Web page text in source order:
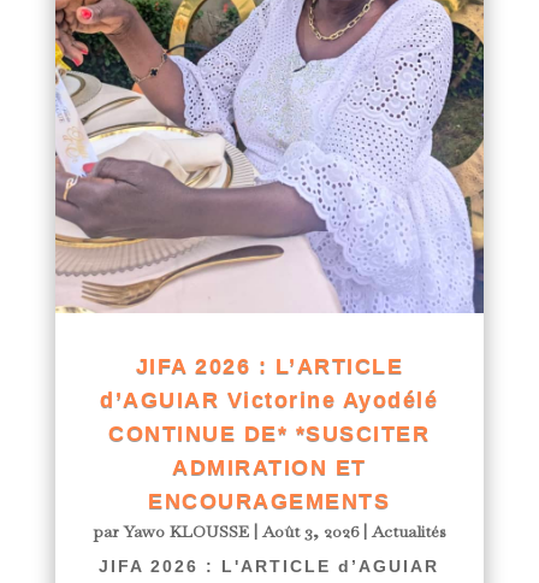
JIFA 2026 : L’ARTICLE
d’AGUIAR Victorine Ayodélé
CONTINUE DE* *SUSCITER
ADMIRATION ET
ENCOURAGEMENTS
parYawo KLOUSSE|Août 3, 2026|Actualités
JIFA 2026 : L'ARTICLE d’AGUIAR